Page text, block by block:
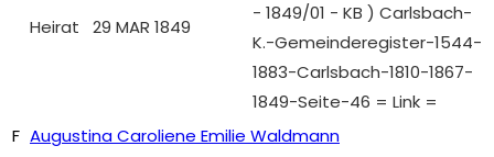
Heirat 29 MAR 1849
- 1849/01 - KB ) Carlsbach-
K.-Gemeinderegister-1544-
1883-Carlsbach-1810-1867-
1849-Seite-46 = Link =
F Augustina Caroliene Emilie Waldmann